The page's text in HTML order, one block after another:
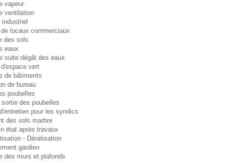
vapeur
ventilation
industriel
de locaux commerciaux
des sols
eaux
suite dégât des eaux
vert
de bâtiments
de bureau
poubelles
sortie des poubelles
pour les syndics
des sols marbre
état aprés travaux
- Dératisation
gardien
des murs et plafonds